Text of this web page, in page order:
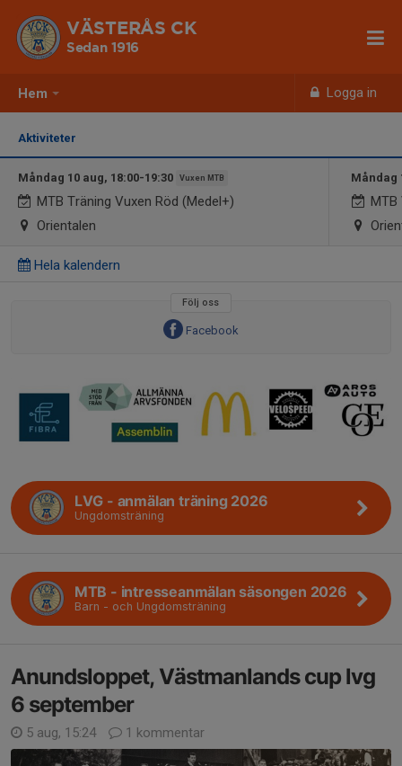
Hem Logga in
VÄSTERÅS CK
Sedan 1916
Aktiviteter
Måndag 10 aug, 18:00-19:30 Vuxen MTB
MTB Träning Vuxen Röd (Medel+)
Orientalen
Måndag
MTB
Hela kalendern
Följ oss
Facebook
LVG - anmälan träning 2026
Ungdomsträning
MTB - intresseanmälan säsongen 2026
Barn - och Ungdomsträning
Anundsloppet, Västmanlands cup lvg
6 september
5 aug, 15:24 1 kommentar